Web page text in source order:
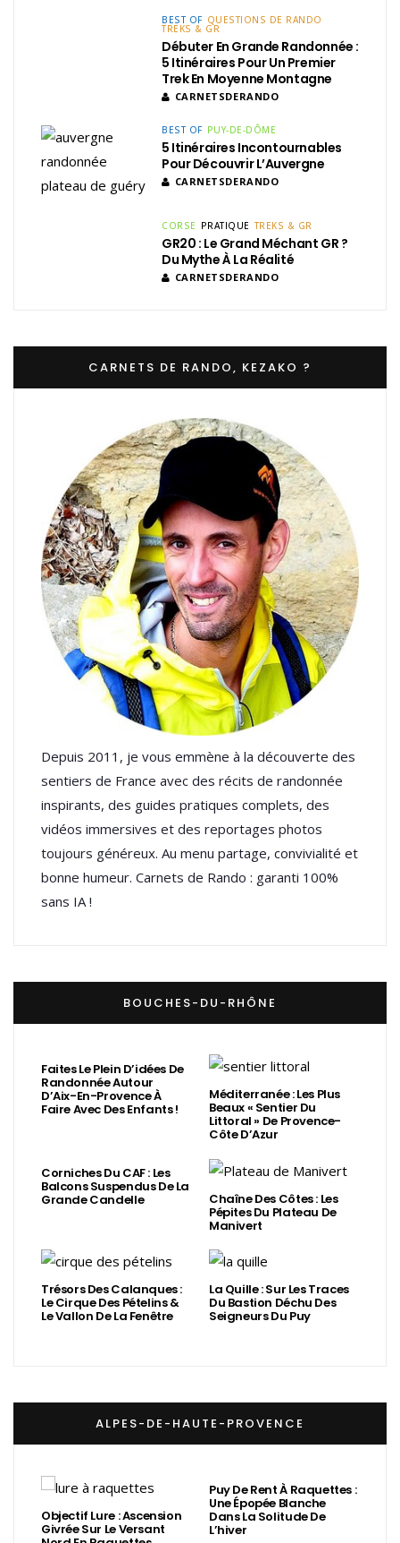
BEST OF QUESTIONS DE RANDO
TREKS & GR
Débuter En Grande Randonnée :
5 Itinéraires Pour Un Premier
Trek En Moyenne Montagne
CARNETSDERANDO
BEST OF PUY-DE-DÔME
5 Itinéraires Incontournables
Pour Découvrir L’Auvergne
CARNETSDERANDO
CORSE PRATIQUE TREKS & GR
GR20 : Le Grand Méchant GR ?
Du Mythe À La Réalité
CARNETSDERANDO
CARNETS DE RANDO, KEZAKO ?
Depuis 2011, je vous emmène à la découverte des
sentiers de France avec des récits de randonnée
inspirants, des guides pratiques complets, des
vidéos immersives et des reportages photos
toujours généreux. Au menu partage, convivialité et
bonne humeur. Carnets de Rando : garanti 100%
sans IA !
BOUCHES-DU-RHÔNE
Faites Le Plein D’idées De
Randonnée Autour
D’Aix-En-Provence À
Faire Avec Des Enfants !
Méditerranée : Les Plus
Beaux « Sentier Du
Littoral » De Provence-
Côte D’Azur
Corniches Du CAF : Les
Balcons Suspendus De La
Grande Candelle Chaîne Des Côtes : Les
Pépites Du Plateau De
Manivert
Trésors Des Calanques :
Le Cirque Des Pételins &
Le Vallon De La Fenêtre
La Quille : Sur Les Traces
Du Bastion Déchu Des
Seigneurs Du Puy
ALPES-DE-HAUTE-PROVENCE
Objectif Lure : Ascension
Givrée Sur Le Versant
Puy De Rent À Raquettes :
Une Épopée Blanche
Dans La Solitude De
L’hiver